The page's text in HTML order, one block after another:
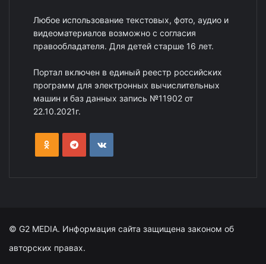
Любое использование текстовых, фото, аудио и
видеоматериалов возможно с согласия
правообладателя. Для детей старше 16 лет.
Портал включен в единый реестр российских
программ для электронных вычислительных
машин и баз данных запись №11902 от
22.10.2021г.
© G2 MEDIA. Информация сайта защищена законом об
авторских правах.